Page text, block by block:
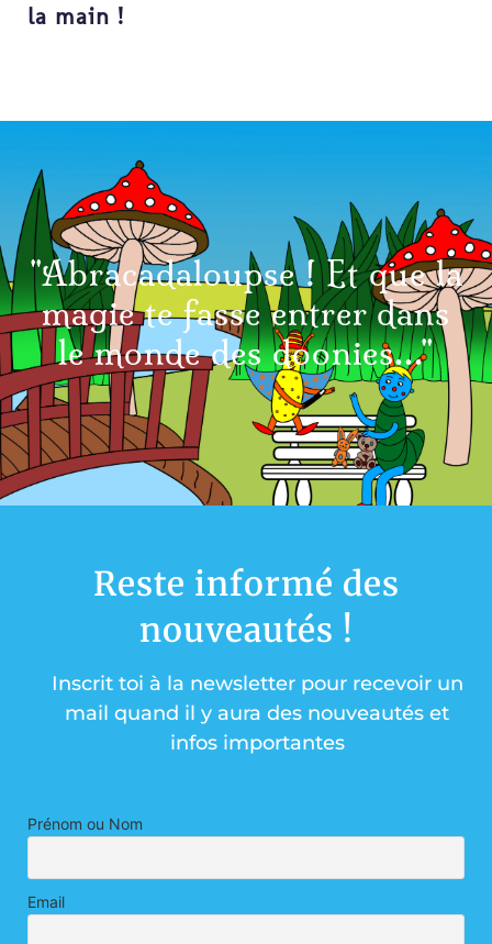
la main !
"Abracadaloupse ! Et que la
magie te fasse entrer dans
le monde des doonies..."
Reste informé des
nouveautés !
Inscrit toi à la newsletter pour recevoir un
mail quand il y aura des nouveautés et
infos importantes
Prénom ou Nom
Email